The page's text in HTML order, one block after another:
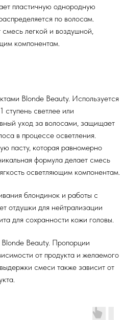
пластичную однородную
по волосам.
легкой и воздушной,
компонентам.
Blonde Beauty. Используется
ступень светлее или
уход за волосами, защищает
в процессе осветления.
пасту, которая равномерно
формула делает смесь
осветляющим компонентам.
блондинок и работы с
отдушки для нейтрализации
для сохранности кожи головы.
Beauty. Пропорции
от продукта и желаемого
смеси также зависит от